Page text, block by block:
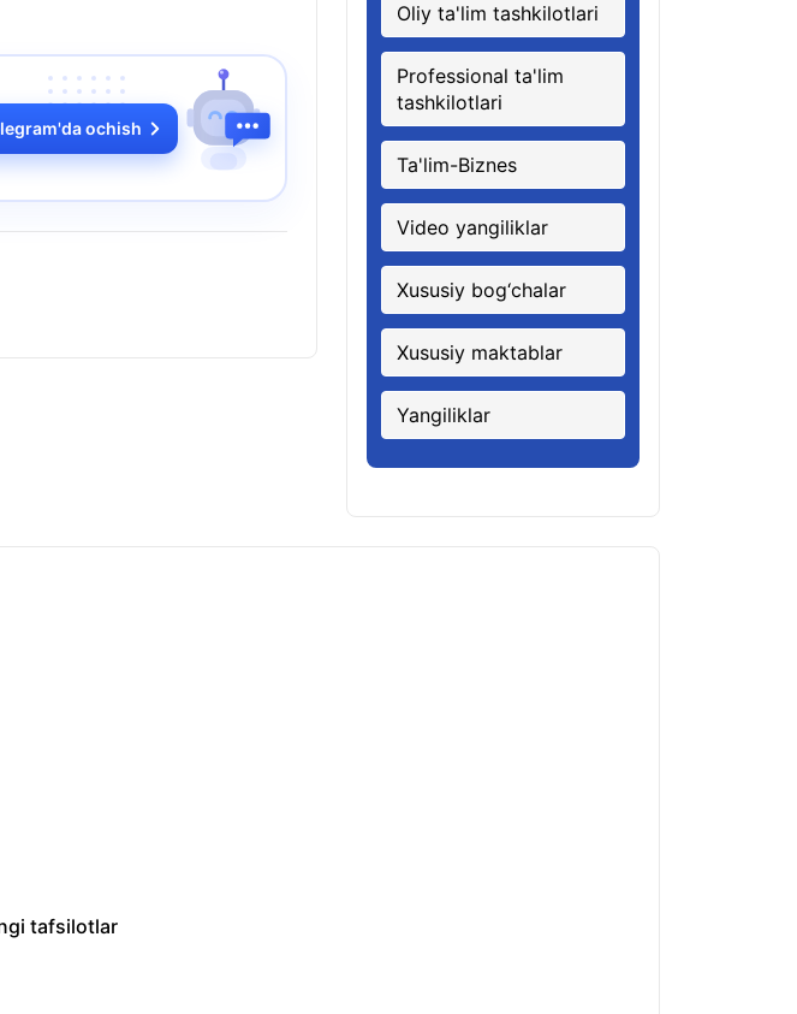
ochish
Oliy ta'lim tashkilotlari
Professional ta'lim
tashkilotlari
Ta'lim-Biznes
Video yangiliklar
Xususiy bog‘chalar
Xususiy maktablar
Yangiliklar
tafsilotlar